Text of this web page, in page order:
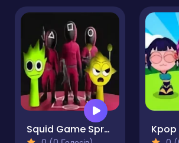
Squid Game Sprunki FNF Battle